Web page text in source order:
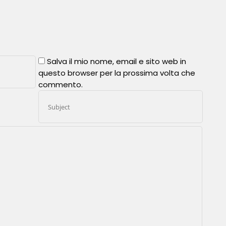
Salva il mio nome, email e sito web in
questo browser per la prossima volta che
commento.